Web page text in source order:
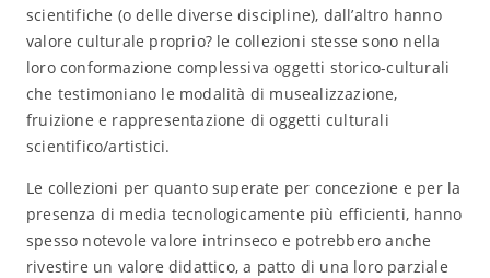
scientifiche (o delle diverse discipline), dall’altro hanno
valore culturale proprio? le collezioni stesse sono nella
loro conformazione complessiva oggetti storico-culturali
che testimoniano le modalità di musealizzazione,
fruizione e rappresentazione di oggetti culturali
scientifico/artistici.
Le collezioni per quanto superate per concezione e per la
presenza di media tecnologicamente più efficienti, hanno
spesso notevole valore intrinseco e potrebbero anche
rivestire un valore didattico, a patto di una loro parziale